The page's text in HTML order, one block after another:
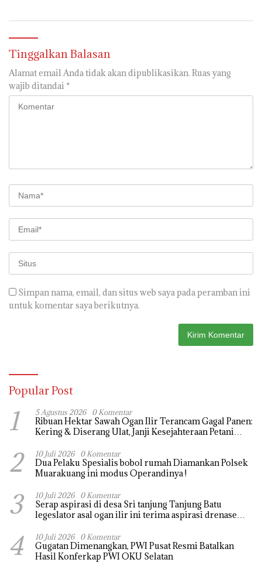
Tinggalkan Balasan
Alamat email Anda tidak akan dipublikasikan. Ruas yang
wajib ditandai *
Simpan nama, email, dan situs web saya pada peramban ini
untuk komentar saya berikutnya.
Popular Post
1 5 Agustus 2026 0 Komentar
Ribuan Hektar Sawah Ogan Ilir Terancam Gagal Panen:
Kering & Diserang Ulat, Janji Kesejahteraan Petani
2 10 Juli 2026 0 Komentar
Dua Pelaku Spesialis bobol rumah Diamankan Polsek
Muarakuang ini modus Operandinya !
3 10 Juli 2026 0 Komentar
Serap aspirasi di desa Sri tanjung Tanjung Batu
legeslator asal ogan ilir ini terima aspirasi drenase
hujan
4 10 Juli 2026 0 Komentar
Gugatan Dimenangkan, PWI Pusat Resmi Batalkan
Hasil Konferkap PWI OKU Selatan